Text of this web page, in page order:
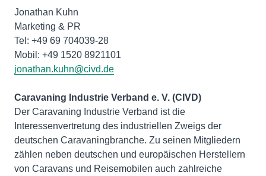
Jonathan Kuhn
Marketing & PR
Tel: +49 69 704039-28
jonathan.kuhn@civd.de
Caravaning Industrie Verband e. V. (CIVD)
Der Caravaning Industrie Verband ist die
Interessenvertretung des industriellen Zweigs der
deutschen Caravaningbranche. Zu seinen Mitgliedern
zählen neben deutschen und europäischen Herstellern
von Caravans und Reisemobilen auch zahlreiche